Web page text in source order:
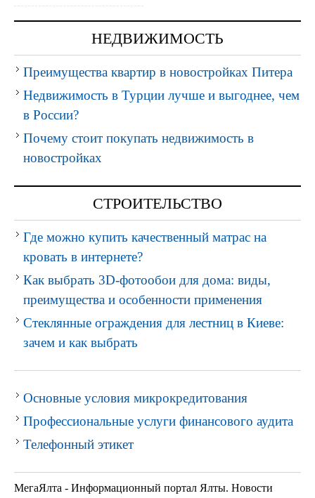
НЕДВИЖИМОСТЬ
Преимущества квартир в новостройках Питера
Недвижимость в Турции лучше и выгоднее, чем
в России?
Почему стоит покупать недвижимость в
новостройках
СТРОИТЕЛЬСТВО
Где можно купить качественный матрас на
кровать в интернете?
Как выбрать 3D-фотообои для дома: виды,
преимущества и особенности применения
Стеклянные ограждения для лестниц в Киеве:
зачем и как выбрать
Основные условия микрокредитования
Профессиональные услуги финансового аудита
Телефонный этикет
МегаЯлта - Информационный портал Ялты. Новости